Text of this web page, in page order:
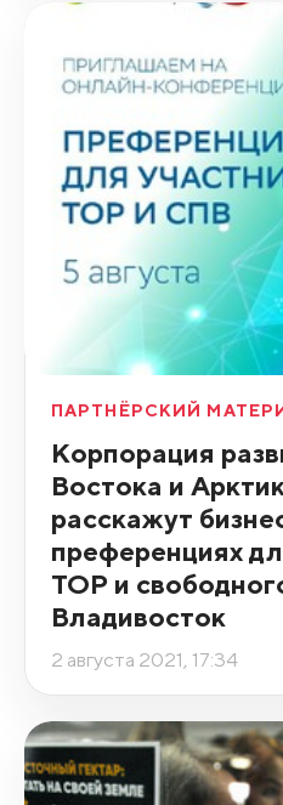
ПАРТНЁРСКИЙ
Корпорация
Востока и
расскажут
преференциях
ТОР и
Владивосток
2 августа 2021, 17:34